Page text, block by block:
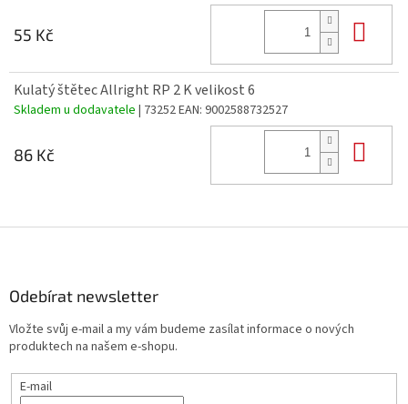
55 Kč
Kulatý štětec Allright RP 2 K velikost 6
Skladem u dodavatele | 73252EAN: 9002588732527
86 Kč
Odebírat newsletter
Vložte svůj e-mail a my vám budeme zasílat informace o nových
produktech na našem e-shopu.
E-mail